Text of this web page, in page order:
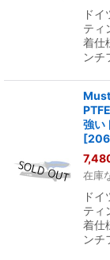
ド
ティ
着仕
ンチ
強い
[
在庫
ド
ティ
着仕
ンチ